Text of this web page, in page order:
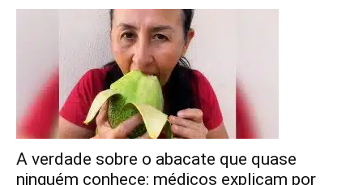
A verdade sobre o abacate que quase
ninguém conhece: médicos explicam por